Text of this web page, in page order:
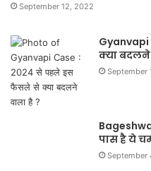
September 12, 2022
क्या बदलने
September
पास है ये
September